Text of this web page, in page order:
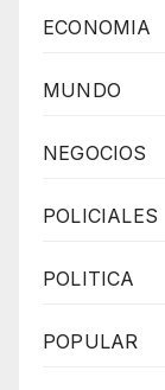
ECONOMIA
MUNDO
NEGOCIOS
POLICIALES
POLITICA
POPULAR